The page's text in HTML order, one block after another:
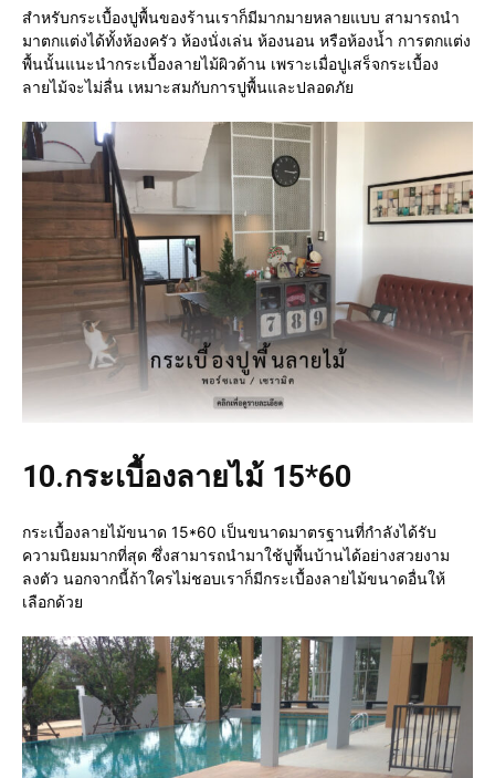
สำหรับกระเบื้องปูพื้นของร้านเราก็มีมากมายหลายแบบ สามารถนำ
มาตกแต่งได้ทั้งห้องครัว ห้องนั่งเล่น ห้องนอน หรือห้องน้ำ การตกแต่ง
พื้นนั้นแนะนำกระเบื้องลายไม้ผิวด้าน เพราะเมื่อปูเสร็จกระเบื้อง
ลายไม้จะไม่ลื่น เหมาะสมกับการปูพื้นและปลอดภัย
10.กระเบื้องลายไม้ 15*60
กระเบื้องลายไม้ขนาด 15*60 เป็นขนาดมาตรฐานที่กำลังได้รับ
ความนิยมมากที่สุด ซึ่งสามารถนำมาใช้ปูพื้นบ้านได้อย่างสวยงาม
ลงตัว นอกจากนี้ถ้าใครไม่ชอบเราก็มีกระเบื้องลายไม้ขนาดอื่นให้
เลือกด้วย